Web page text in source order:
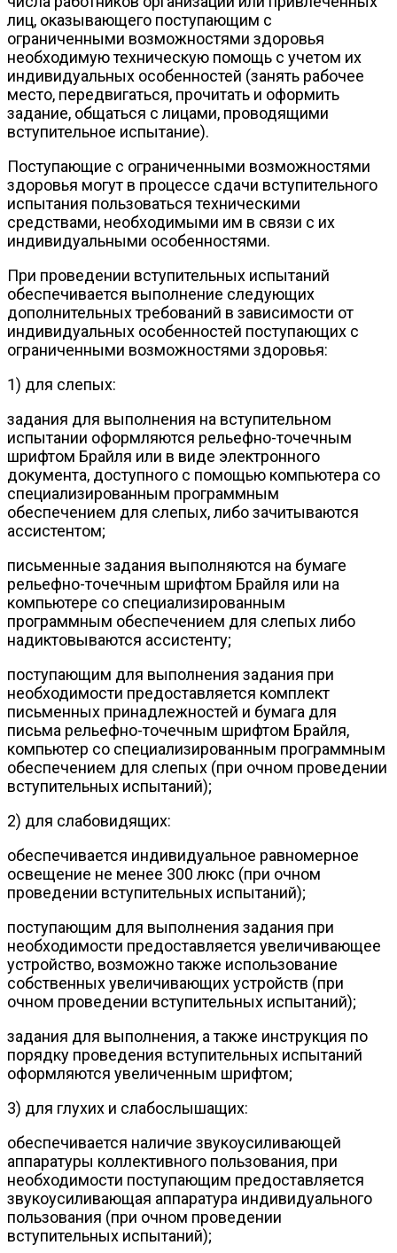
лиц, оказывающего поступающим с
ограниченными возможностями здоровья
необходимую техническую помощь с учетом их
индивидуальных особенностей (занять рабочее
место, передвигаться, прочитать и оформить
задание, общаться с лицами, проводящими
вступительное испытание).
Поступающие с ограниченными возможностями
здоровья могут в процессе сдачи вступительного
испытания пользоваться техническими
средствами, необходимыми им в связи с их
индивидуальными особенностями.
При проведении вступительных испытаний
обеспечивается выполнение следующих
дополнительных требований в зависимости от
индивидуальных особенностей поступающих с
ограниченными возможностями здоровья:
1) для слепых:
задания для выполнения на вступительном
испытании оформляются рельефно-точечным
шрифтом Брайля или в виде электронного
документа, доступного с помощью компьютера со
специализированным программным
обеспечением для слепых, либо зачитываются
ассистентом;
письменные задания выполняются на бумаге
рельефно-точечным шрифтом Брайля или на
компьютере со специализированным
программным обеспечением для слепых либо
надиктовываются ассистенту;
поступающим для выполнения задания при
необходимости предоставляется комплект
письменных принадлежностей и бумага для
письма рельефно-точечным шрифтом Брайля,
компьютер со специализированным программным
обеспечением для слепых (при очном проведении
вступительных испытаний);
2) для слабовидящих:
обеспечивается индивидуальное равномерное
освещение не менее 300 люкс (при очном
проведении вступительных испытаний);
поступающим для выполнения задания при
необходимости предоставляется увеличивающее
устройство, возможно также использование
собственных увеличивающих устройств (при
очном проведении вступительных испытаний);
задания для выполнения, а также инструкция по
порядку проведения вступительных испытаний
оформляются увеличенным шрифтом;
3) для глухих и слабослышащих:
обеспечивается наличие звукоусиливающей
аппаратуры коллективного пользования, при
необходимости поступающим предоставляется
звукоусиливающая аппаратура индивидуального
пользования (при очном проведении
вступительных испытаний);